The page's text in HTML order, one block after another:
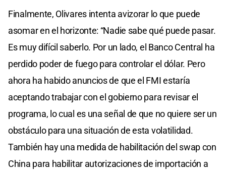
Finalmente, Olivares intenta avizorar lo que puede
asomar en el horizonte: “Nadie sabe qué puede pasar.
Es muy difícil saberlo. Por un lado, el Banco Central ha
perdido poder de fuego para controlar el dólar. Pero
ahora ha habido anuncios de que el FMI estaría
aceptando trabajar con el gobierno para revisar el
programa, lo cual es una señal de que no quiere ser un
obstáculo para una situación de esta volatilidad.
También hay una medida de habilitación del swap con
China para habilitar autorizaciones de importación a